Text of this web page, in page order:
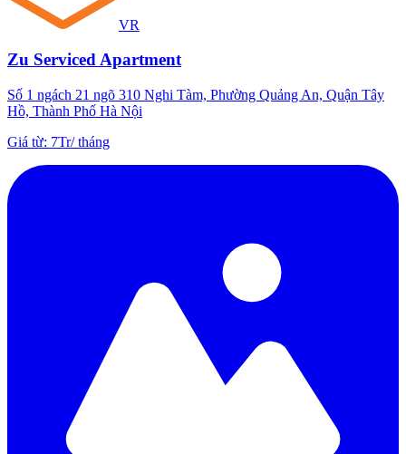
VR
Zu Serviced Apartment
Số 1 ngách 21 ngõ 310 Nghi Tàm, Phường Quảng An, Quận Tây
Hồ, Thành Phố Hà Nội
Giá từ: 7Tr/tháng